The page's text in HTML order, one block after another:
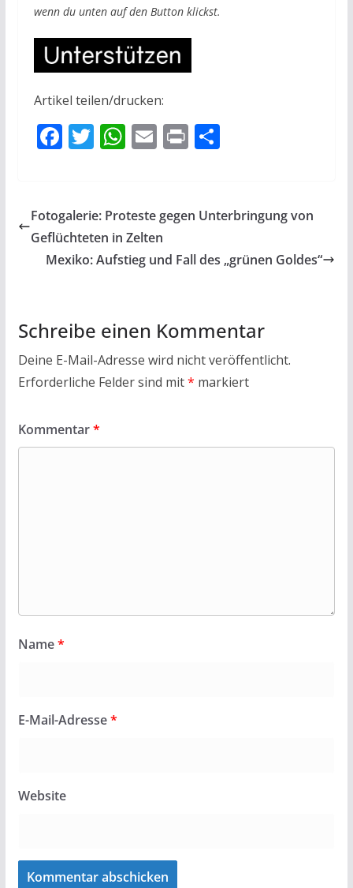
wenn du unten auf den Button klickst.
Artikel teilen/drucken:
F
b
o
o
T
er
W
s
A
p
E
l
PrT
n
Fotogalerie: Proteste gegen Unterbringung von
Geflüchteten in Zelten
Mexiko: Aufstieg und Fall des „grünen Goldes“
Schreibe einen Kommentar
Deine E-Mail-Adresse wird nicht veröffentlicht.
Erforderliche Felder sind mit* markiert
Kommentar*
Name*
E-Mail-Adresse*
Website